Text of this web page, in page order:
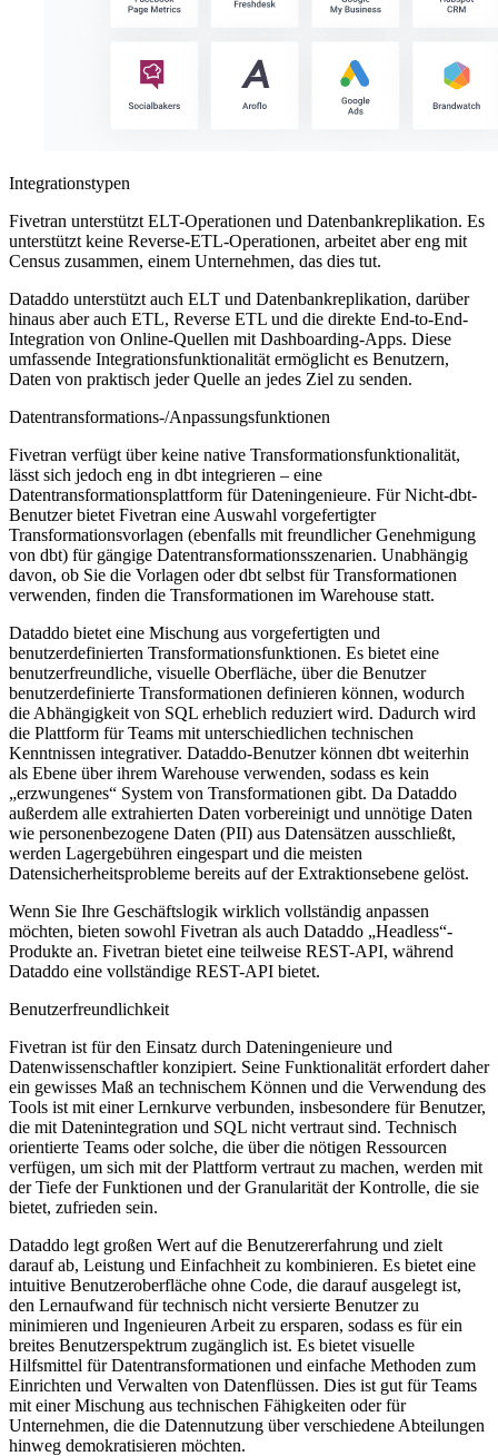
Integrationstypen
Fivetran unterstützt ELT-Operationen und Datenbankreplikation. Es
unterstützt keine Reverse-ETL-Operationen, arbeitet aber eng mit
Census zusammen, einem Unternehmen, das dies tut.
Dataddo unterstützt auch ELT und Datenbankreplikation, darüber
hinaus aber auch ETL, Reverse ETL und die direkte End-to-End-
Integration von Online-Quellen mit Dashboarding-Apps. Diese
umfassende Integrationsfunktionalität ermöglicht es Benutzern,
Daten von praktisch jeder Quelle an jedes Ziel zu senden.
Datentransformations-/Anpassungsfunktionen
Fivetran verfügt über keine native Transformationsfunktionalität,
lässt sich jedoch eng in dbt integrieren – eine
Datentransformationsplattform für Dateningenieure. Für Nicht-dbt-
Benutzer bietet Fivetran eine Auswahl vorgefertigter
Transformationsvorlagen (ebenfalls mit freundlicher Genehmigung
von dbt) für gängige Datentransformationsszenarien. Unabhängig
davon, ob Sie die Vorlagen oder dbt selbst für Transformationen
verwenden, finden die Transformationen im Warehouse statt.
Dataddo bietet eine Mischung aus vorgefertigten und
benutzerdefinierten Transformationsfunktionen. Es bietet eine
benutzerfreundliche, visuelle Oberfläche, über die Benutzer
benutzerdefinierte Transformationen definieren können, wodurch
die Abhängigkeit von SQL erheblich reduziert wird. Dadurch wird
die Plattform für Teams mit unterschiedlichen technischen
Kenntnissen integrativer. Dataddo-Benutzer können dbt weiterhin
als Ebene über ihrem Warehouse verwenden, sodass es kein
„erzwungenes“ System von Transformationen gibt. Da Dataddo
außerdem alle extrahierten Daten vorbereinigt und unnötige Daten
wie personenbezogene Daten (PII) aus Datensätzen ausschließt,
werden Lagergebühren eingespart und die meisten
Datensicherheitsprobleme bereits auf der Extraktionsebene gelöst.
Wenn Sie Ihre Geschäftslogik wirklich vollständig anpassen
möchten, bieten sowohl Fivetran als auch Dataddo „Headless“-
Produkte an. Fivetran bietet eine teilweise REST-API, während
Dataddo eine vollständige REST-API bietet.
Benutzerfreundlichkeit
Fivetran ist für den Einsatz durch Dateningenieure und
Datenwissenschaftler konzipiert. Seine Funktionalität erfordert daher
ein gewisses Maß an technischem Können und die Verwendung des
Tools ist mit einer Lernkurve verbunden, insbesondere für Benutzer,
die mit Datenintegration und SQL nicht vertraut sind. Technisch
orientierte Teams oder solche, die über die nötigen Ressourcen
verfügen, um sich mit der Plattform vertraut zu machen, werden mit
der Tiefe der Funktionen und der Granularität der Kontrolle, die sie
bietet, zufrieden sein.
Dataddo legt großen Wert auf die Benutzererfahrung und zielt
darauf ab, Leistung und Einfachheit zu kombinieren. Es bietet eine
intuitive Benutzeroberfläche ohne Code, die darauf ausgelegt ist,
den Lernaufwand für technisch nicht versierte Benutzer zu
minimieren und Ingenieuren Arbeit zu ersparen, sodass es für ein
breites Benutzerspektrum zugänglich ist. Es bietet visuelle
Hilfsmittel für Datentransformationen und einfache Methoden zum
Einrichten und Verwalten von Datenflüssen. Dies ist gut für Teams
mit einer Mischung aus technischen Fähigkeiten oder für
Unternehmen, die die Datennutzung über verschiedene Abteilungen
hinweg demokratisieren möchten.